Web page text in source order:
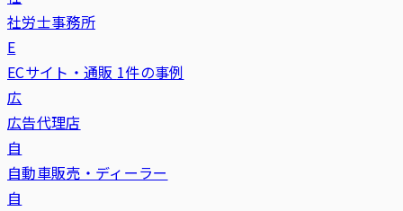
社労士事務所
E
ECサイト・通販 1件の事例
広
広告代理店
自
自動車販売・ディーラー
自